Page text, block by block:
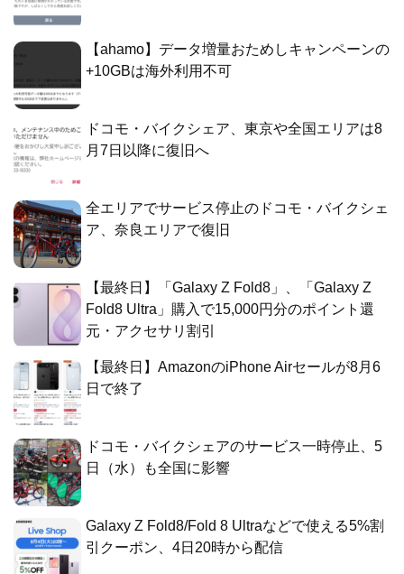
【ahamo】データ増量おためしキャンペーンの
+10GBは海外利用不可
ドコモ・バイクシェア、東京や全国エリアは8
月7日以降に復旧へ
全エリアでサービス停止のドコモ・バイクシェ
ア、奈良エリアで復旧
【最終日】「Galaxy Z Fold8」、「Galaxy Z
Fold8 Ultra」購入で15,000円分のポイント還
元・アクセサリ割引
【最終日】AmazonのiPhone Airセールが8月6
日で終了
ドコモ・バイクシェアのサービス一時停止、5
日（水）も全国に影響
Galaxy Z Fold8/Fold 8 Ultraなどで使える5%割
引クーポン、4日20時から配信